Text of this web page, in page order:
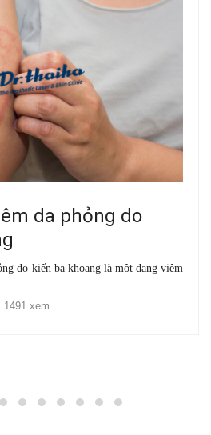
da phỏng do
do kiến ba khoang là một dạng viêm
1491 xem